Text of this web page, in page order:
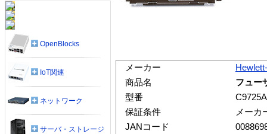
メーカー
商品名
フュー
型番
C9725A
保証条件
メーカ
JANコード
OpenBlocks
IoT関連
ネットワーク
サーバ・ストレージ